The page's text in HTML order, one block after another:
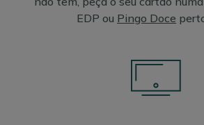
EDP ou Pingo Doce